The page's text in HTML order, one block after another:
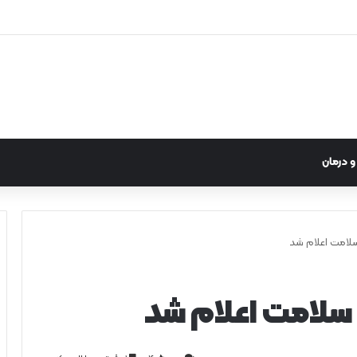
درمان
اعلام شد
اعلام شد